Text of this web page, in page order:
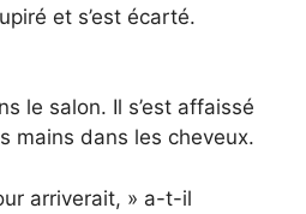
et s’est écarté.
le salon. Il s’est affaissé
mains dans les cheveux.
arriverait, » a-t-il